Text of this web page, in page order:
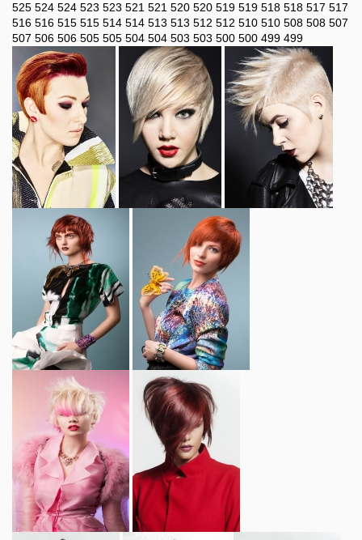
525 524 524 523 523 521 521 520 520 519 519 518 518 517 517
516 516 515 515 514 514 513 513 512 512 510 510 508 508 507
507 506 506 505 505 504 504 503 503 500 500 499 499